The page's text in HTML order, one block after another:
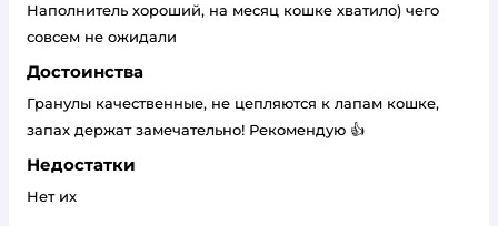
Наполнитель хороший, на месяц кошке хватило) чего
совсем не ожидали
Достоинства
Гранулы качественные, не цепляются к лапам кошке,
запах держат замечательно! Рекомендую 👍
Недостатки
Нет их